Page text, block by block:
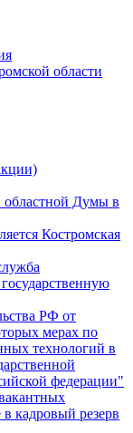
области
областной Думы в
Костромская
РФ от
мерах по
технологий в
федерации"
кадровый резерв